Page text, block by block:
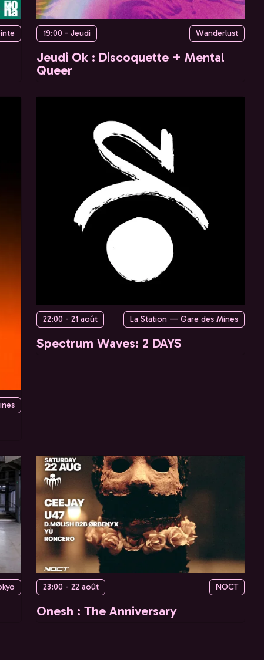
19:00 - Jeudi Wanderlust
Jeudi Ok : Discoquette + Mental
Queer
22:00 - 21 août La Station — Gare des Mines
Spectrum Waves: 2 DAYS
23:00 - 22 août NOCT
Onesh : The Anniversary